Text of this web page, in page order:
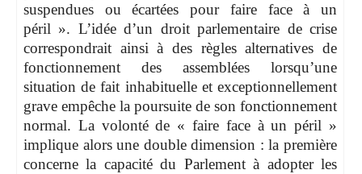
suspendues ou écartées pour faire face à un
péril ». L’idée d’un droit parlementaire de crise
correspondrait ainsi à des règles alternatives de
fonctionnement des assemblées lorsqu’une
situation de fait inhabituelle et exceptionnellement
grave empêche la poursuite de son fonctionnement
normal. La volonté de « faire face à un péril »
implique alors une double dimension : la première
concerne la capacité du Parlement à adopter les